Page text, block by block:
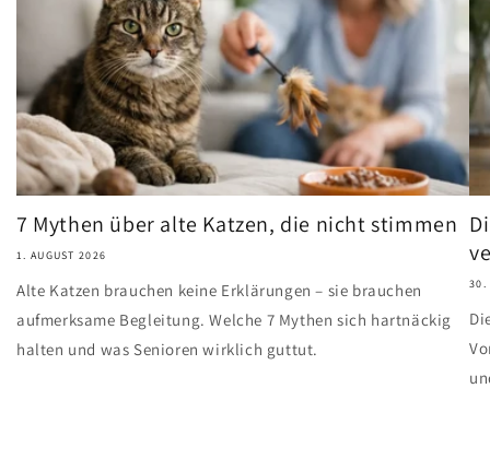
7 Mythen über alte Katzen, die nicht stimmen
1. AUGUST 2026
Alte Katzen brauchen keine Erklärungen – sie brauchen
aufmerksame Begleitung. Welche 7 Mythen sich hartnäckig
halten und was Senioren wirklich guttut.
30.